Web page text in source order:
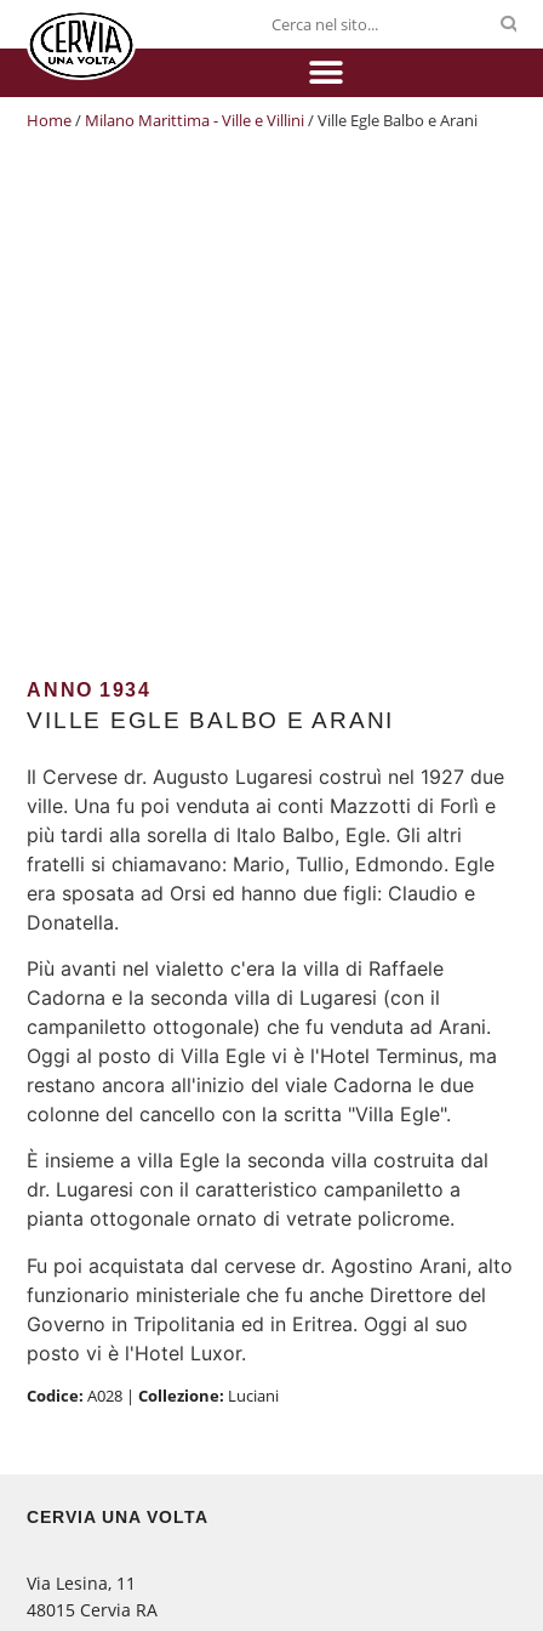
Home/ Milano Marittima - Ville e Villini/ Ville Egle Balbo e Arani
ANNO 1934
VILLE EGLE BALBO E ARANI
Il Cervese dr. Augusto Lugaresi costruì nel 1927 due
ville. Una fu poi venduta ai conti Mazzotti di Forlì e
più tardi alla sorella di Italo Balbo, Egle. Gli altri
fratelli si chiamavano: Mario, Tullio, Edmondo. Egle
era sposata ad Orsi ed hanno due figli: Claudio e
Donatella.
Più avanti nel vialetto c'era la villa di Raffaele
Cadorna e la seconda villa di Lugaresi (con il
campaniletto ottogonale) che fu venduta ad Arani.
Oggi al posto di Villa Egle vi è l'Hotel Terminus, ma
restano ancora all'inizio del viale Cadorna le due
colonne del cancello con la scritta "Villa Egle".
È insieme a villa Egle la seconda villa costruita dal
dr. Lugaresi con il caratteristico campaniletto a
pianta ottogonale ornato di vetrate policrome.
Fu poi acquistata dal cervese dr. Agostino Arani, alto
funzionario ministeriale che fu anche Direttore del
Governo in Tripolitania ed in Eritrea. Oggi al suo
posto vi è l'Hotel Luxor.
Codice:A028 |Collezione: Luciani
CERVIA UNA VOLTA
Via Lesina, 11
48015 Cervia RA